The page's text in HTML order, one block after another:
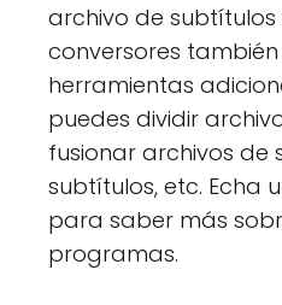
archivo de subtítulos
conversores
herramientas
puedes dividir
fusionar archivos de
subtítulos, etc. Echa
para saber más
programas.